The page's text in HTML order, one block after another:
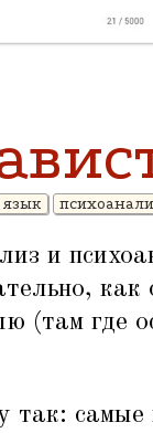
язык
и
(там где
так: самые